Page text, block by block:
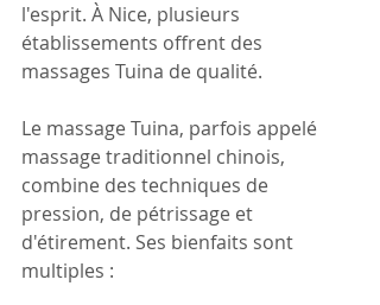
l'esprit. À Nice, plusieurs
établissements offrent des
massages Tuina de qualité.
Le massage Tuina, parfois appelé
massage traditionnel chinois,
combine des techniques de
pression, de pétrissage et
d'étirement. Ses bienfaits sont
multiples :